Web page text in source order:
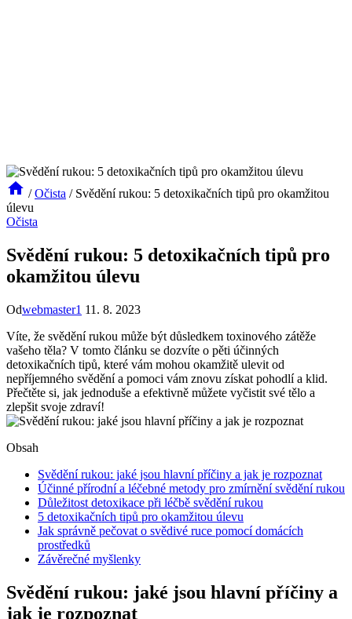
/ Očista / Svědění rukou: 5 detoxikačních tipů pro okamžitou
úlevu
Očista
Svědění rukou: 5 detoxikačních tipů pro
okamžitou úlevu
Odwebmaster1 11. 8. 2023
Víte,‌ že svědění rukou může⁤ být ⁣důsledkem ‍toxinového zátěže
vašeho ⁣těla? ⁢V tomto článku ‌se dozvíte ‍o ‌pěti účinných
⁤detoxikačních tipů, které vám‍ mohou⁣ okamžitě ulevit⁤ od
nepříjemného svědění⁤ a‌ pomoci vám znovu⁣ získat ‌pohodlí a klid.
Přečtěte ‌si, jak jednoduše a efektivně můžete vyčistit své tělo a⁤
zlepšit svoje zdraví!
Obsah
Svědění rukou: ‍jaké jsou hlavní příčiny a jak je rozpoznat
Účinné přírodní a léčebné metody pro ⁣zmírnění svědění ⁤rukou
Důležitost‌ detoxikace při‍ léčbě svědění rukou
5 detoxikačních‍ tipů⁣ pro⁣ okamžitou ⁤úlevu
Jak ‌správně⁤ pečovat o svědivé ruce⁣ pomocí ⁢domácích
prostředků
Závěrečné myšlenky
Svědění rukou: ‍jaké jsou hlavní příčiny a
jak je rozpoznat